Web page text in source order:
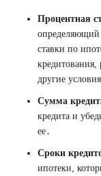
Процентная
определяющий
ставки по
кредитования,
другие
Сумма
кредита и
ее․
Сроки
ипотеки,